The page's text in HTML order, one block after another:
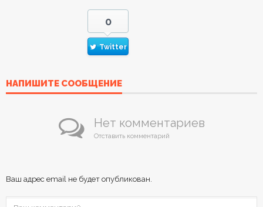
0
Twitter
НАПИШИТЕ СООБЩЕНИЕ
Нет комментариев
Отставить комментарий
Ваш адрес email не будет опубликован.